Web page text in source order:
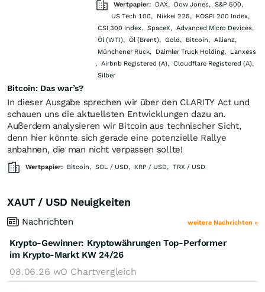
Wertpapier: DAX, Dow Jones, S&P 500,
US Tech 100, Nikkei 225, KOSPI 200 Index,
CSI 300 Index, SpaceX, Advanced Micro Devices,
Öl (WTI), Öl (Brent), Gold, Bitcoin, Allianz,
Münchener Rück, Daimler Truck Holding,
Lanxess
, Airbnb Registered (A), Cloudflare Registered (A),
Silber
Bitcoin: Das war’s?
In dieser Ausgabe sprechen wir über den CLARITY Act und
schauen uns die aktuellsten Entwicklungen dazu an.
Außerdem analysieren wir Bitcoin aus technischer Sicht,
denn hier könnte sich gerade eine potenzielle Rallye
anbahnen, die man nicht verpassen sollte!
Wertpapier: Bitcoin, SOL / USD, XRP / USD, TRX / USD
XAUT / USD Neuigkeiten
Nachrichten weitere Nachrichten »
Krypto-Gewinner: Kryptowährungen Top-Performer
im Krypto-Markt KW 24/26
08.06.26 wO Chartvergleich